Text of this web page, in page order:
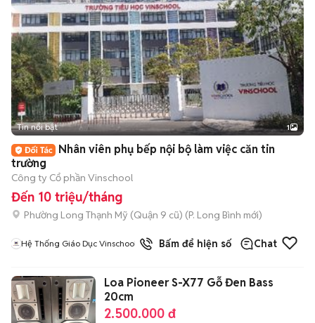
Tin nổi bật 1
Nhân viên phụ bếp nội bộ làm việc căn tin
trường
Công ty Cổ phần Vinschool
Đến 10 triệu/tháng
Phường Long Thạnh Mỹ (Quận 9 cũ) (P. Long Bình mới)
Hệ Thống Giáo Dục Vinschool Bấm để hiện số Chat
Loa Pioneer S-X77 Gỗ Đen Bass
20cm
2.500.000 đ